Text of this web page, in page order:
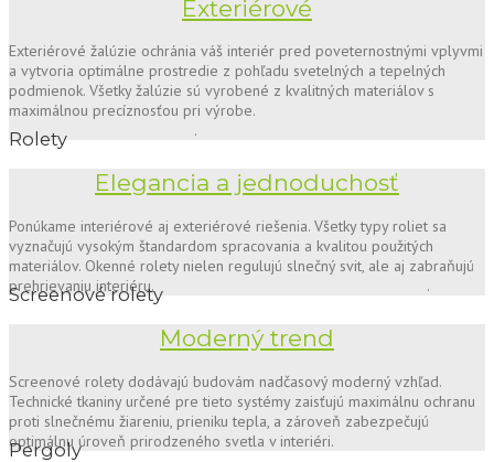
Exteriérové
Exteriérové žalúzie ochránia váš interiér pred poveternostnými vplyvmi
a vytvoria optimálne prostredie z pohľadu svetelných a tepelných
podmienok. Všetky žalúzie sú vyrobené z kvalitných materiálov s
maximálnou precíznosťou pri výrobe.
.
Rolety
Elegancia a jednoduchosť
Ponúkame interiérové aj exteriérové riešenia. Všetky typy roliet sa
vyznačujú vysokým štandardom spracovania a kvalitou použitých
materiálov. Okenné rolety nielen regulujú slnečný svit, ale aj zabraňujú
prehrievaniu interiéru. .
Screenové rolety
Moderný trend
Screenové rolety dodávajú budovám nadčasový moderný vzhľad.
Technické tkaniny určené pre tieto systémy zaisťujú maximálnu ochranu
proti slnečnému žiareniu, prieniku tepla, a zároveň zabezpečujú
optimálnu úroveň prirodzeného svetla v interiéri.
Pergoly